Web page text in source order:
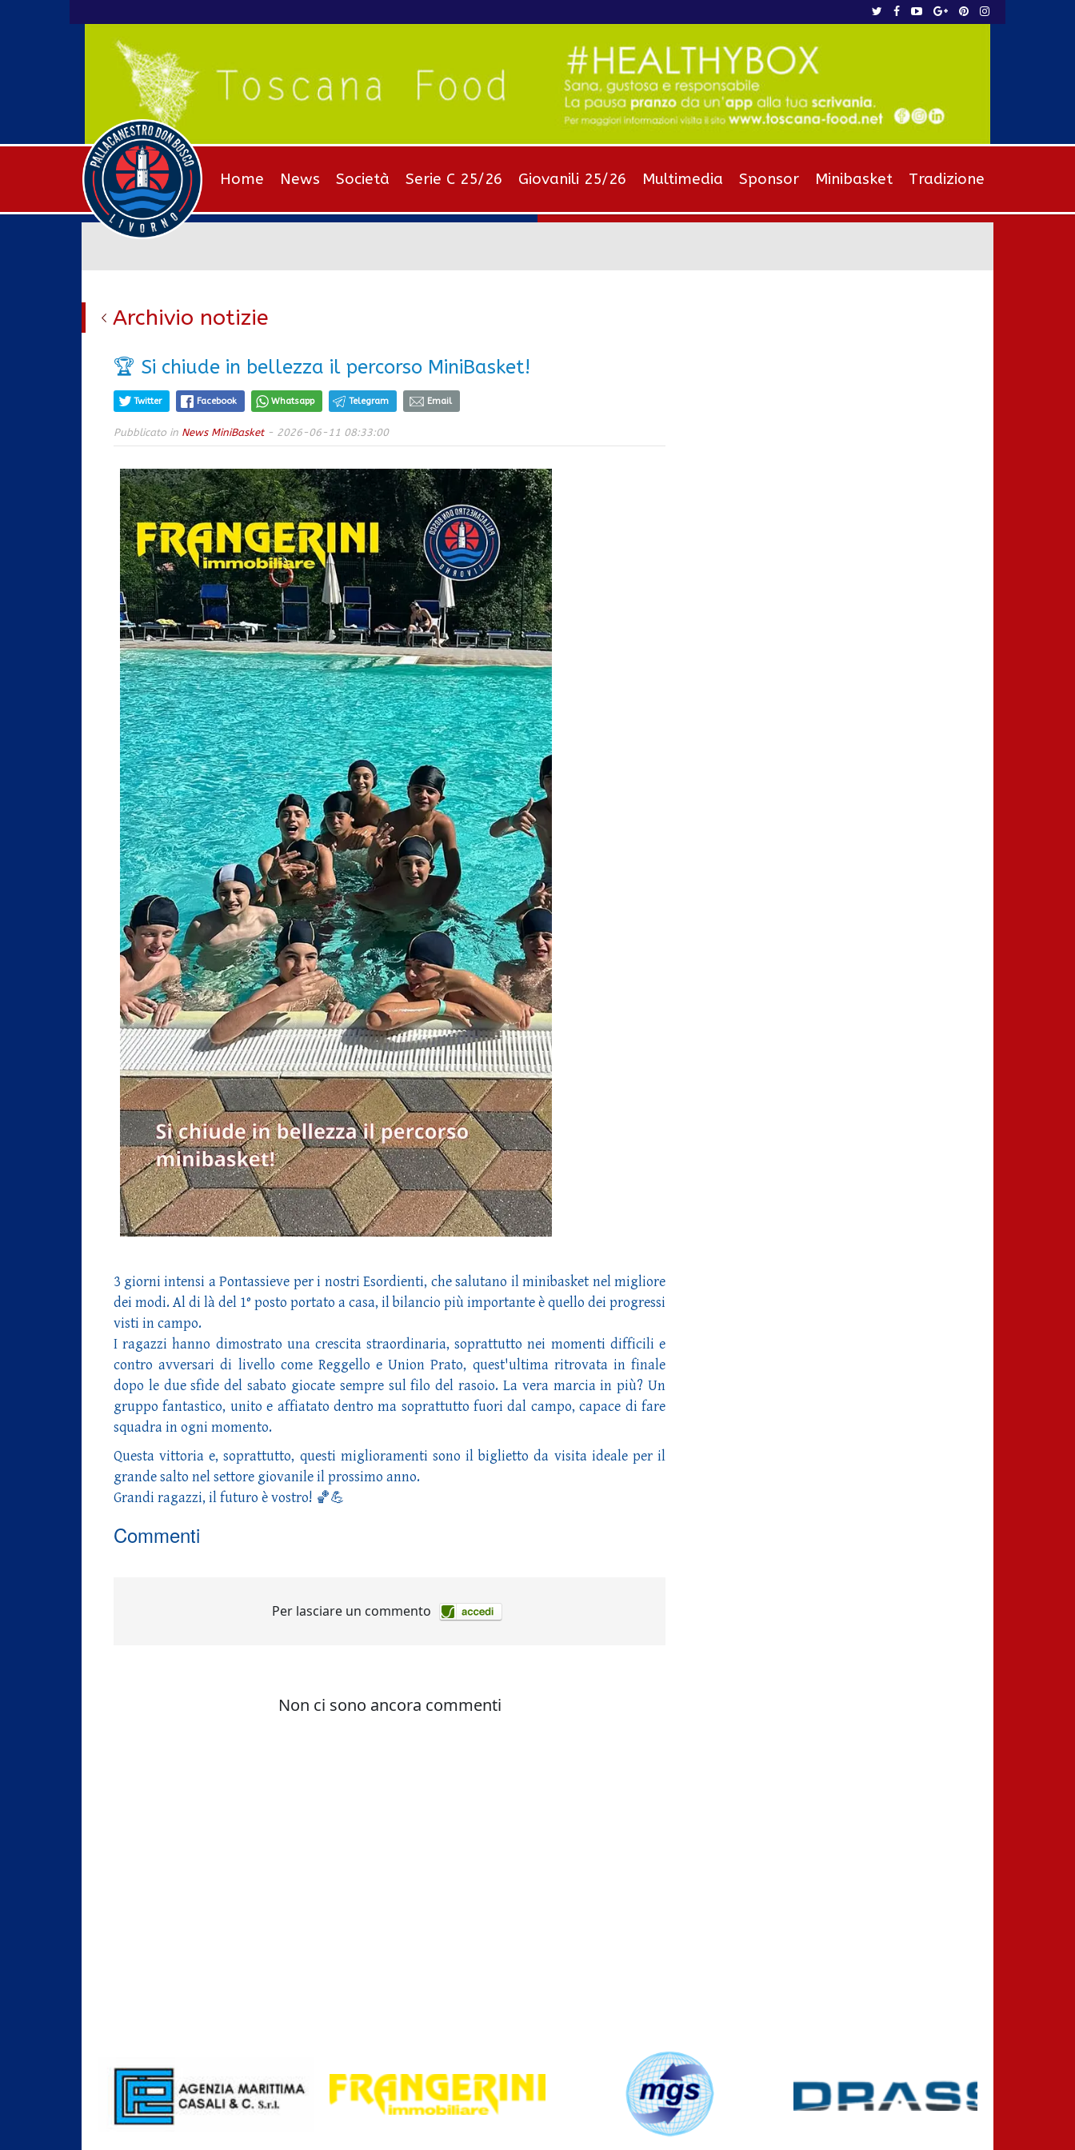
Home News Società Serie C 25/26 Giovanili 25/26 Multimedia Sponsor Minibasket Tradizione
Archivio notizie
🏆 Si chiude in bellezza il percorso MiniBasket!
Twitter Facebook Whatsapp Telegram Email
Pubblicato in News MiniBasket- 2026-06-11 08:33:00
3 giorni intensi a Pontassieve per i nostri Esordienti, che salutano il minibasket nel migliore
dei modi. Al di là del 1° posto portato a casa, il bilancio più importante è quello dei progressi
visti in campo.
I ragazzi hanno dimostrato una crescita straordinaria, soprattutto nei momenti difficili e
contro avversari di livello come Reggello e Union Prato, quest'ultima ritrovata in finale
dopo le due sfide del sabato giocate sempre sul filo del rasoio. La vera marcia in più? Un
gruppo fantastico, unito e affiatato dentro ma soprattutto fuori dal campo, capace di fare
squadra in ogni momento.
Questa vittoria e, soprattutto, questi miglioramenti sono il biglietto da visita ideale per il
grande salto nel settore giovanile il prossimo anno.
Grandi ragazzi, il futuro è vostro! 🏀💪
Commenti